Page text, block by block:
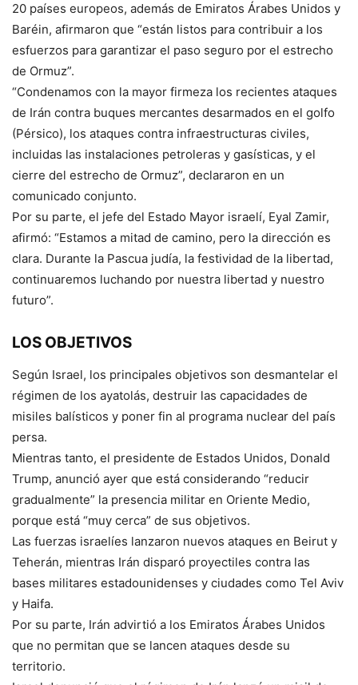
20 países europeos, además de Emiratos Árabes Unidos y
Baréin, afirmaron que “están listos para contribuir a los
esfuerzos para garantizar el paso seguro por el estrecho
de Ormuz”.
“Condenamos con la mayor firmeza los recientes ataques
de Irán contra buques mercantes desarmados en el golfo
(Pérsico), los ataques contra infraestructuras civiles,
incluidas las instalaciones petroleras y gasísticas, y el
cierre del estrecho de Ormuz”, declararon en un
comunicado conjunto.
Por su parte, el jefe del Estado Mayor israelí, Eyal Zamir,
afirmó: “Estamos a mitad de camino, pero la dirección es
clara. Durante la Pascua judía, la festividad de la libertad,
continuaremos luchando por nuestra libertad y nuestro
futuro”.
LOS OBJETIVOS
Según Israel, los principales objetivos son desmantelar el
régimen de los ayatolás, destruir las capacidades de
misiles balísticos y poner fin al programa nuclear del país
persa.
Mientras tanto, el presidente de Estados Unidos, Donald
Trump, anunció ayer que está considerando “reducir
gradualmente” la presencia militar en Oriente Medio,
porque está “muy cerca” de sus objetivos.
Las fuerzas israelíes lanzaron nuevos ataques en Beirut y
Teherán, mientras Irán disparó proyectiles contra las
bases militares estadounidenses y ciudades como Tel Aviv
y Haifa.
Por su parte, Irán advirtió a los Emiratos Árabes Unidos
que no permitan que se lancen ataques desde su
territorio.